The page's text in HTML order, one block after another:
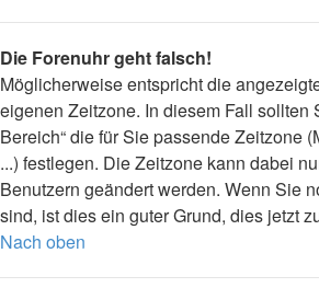
Die Forenuhr geht falsch!
Möglicherweise entspricht die
eigenen Zeitzone. In diesem Fall sollten
Bereich“ die für Sie passende Zeitzone
...) festlegen. Die Zeitzone kann dabei
Benutzern geändert werden. Wenn Sie
sind, ist dies ein guter Grund, dies jetzt
Nach oben